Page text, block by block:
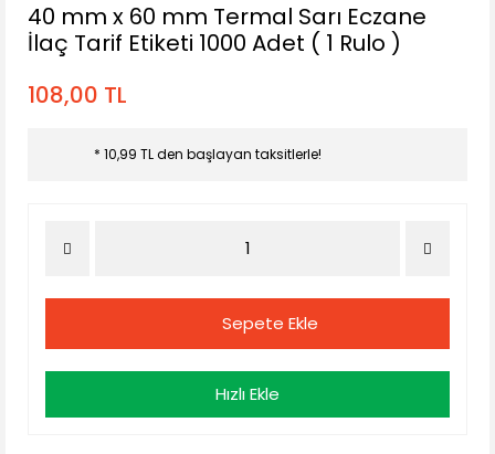
40 mm x 60 mm Termal Sarı Eczane
İlaç Tarif Etiketi 1000 Adet ( 1 Rulo )
108,00 TL
* 10,99 TL den başlayan taksitlerle!
Sepete Ekle
Hızlı Ekle